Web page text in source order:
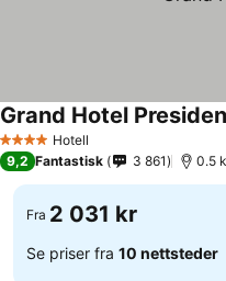
4 StjernerHotell
Grand Hotel
9,2 Fantastisk 3 861 0.5
Fra 2 031 kr
Se priser fra 10 nettsteder